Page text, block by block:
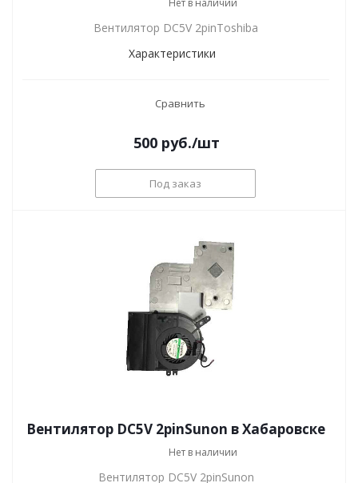
Нет в наличии
Вентилятор DC5V 2pinToshiba
Характеристики
Сравнить
500руб./шт
Под заказ
Вентилятор DC5V 2pinSunon в Хабаровске
Нет в наличии
Вентилятор DC5V 2pinSunon